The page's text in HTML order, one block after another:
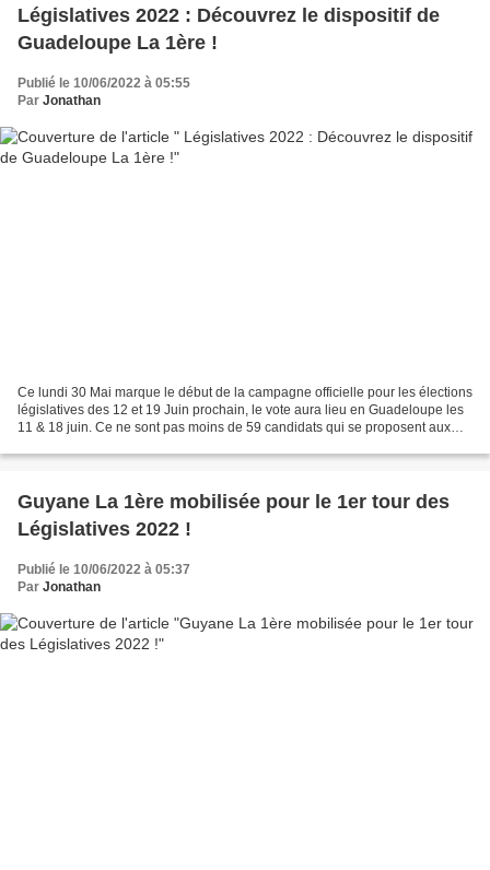
Législatives 2022 : Découvrez le dispositif de
Guadeloupe La 1ère !
Publié le 10/06/2022 à 05:55
Par Jonathan
Ce lundi 30 Mai marque le début de la campagne officielle pour les élections
législatives des 12 et 19 Juin prochain, le vote aura lieu en Guadeloupe les
11 & 18 juin. Ce ne sont pas moins de 59 candidats qui se proposent aux
Guyane La 1ère mobilisée pour le 1er tour des
Législatives 2022 !
Publié le 10/06/2022 à 05:37
Par Jonathan